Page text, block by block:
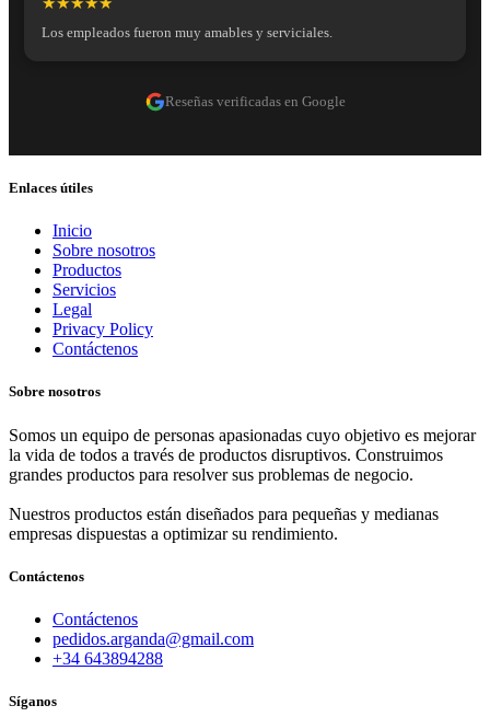
Los empleados fueron muy amables y serviciales.
Reseñas verificadas en Google
Enlaces útiles
Inicio
Sobre nosotros
Productos
Servicios
Legal
Privacy Policy
Contáctenos
Sobre nosotros
Somos un equipo de personas apasionadas cuyo objetivo es mejorar
la vida de todos a través de productos disruptivos. Construimos
grandes productos para resolver sus problemas de negocio.
Nuestros productos están diseñados para pequeñas y medianas
empresas dispuestas a optimizar su rendimiento.
Contáctenos
Contáctenos
pedidos.arganda@gmail.com
+34 643894288
Síganos